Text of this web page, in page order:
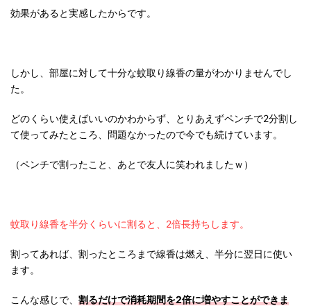
効果があると実感したからです。
しかし、部屋に対して十分な蚊取り線香の量がわかりませんでし
た。
どのくらい使えばいいのかわからず、とりあえずペンチで2分割し
て使ってみたところ、問題なかったので今でも続けています。
（ペンチで割ったこと、あとで友人に笑われましたｗ）
蚊取り線香を半分くらいに割ると、2倍長持ちします。
割ってあれば、割ったところまで線香は燃え、半分に翌日に使い
ます。
こんな感じで、 割るだけで消耗期間を2倍に増やすことができま